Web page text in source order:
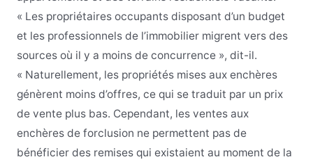
« Les propriétaires occupants disposant d’un budget
et les professionnels de l’immobilier migrent vers des
sources où il y a moins de concurrence », dit-il.
« Naturellement, les propriétés mises aux enchères
génèrent moins d’offres, ce qui se traduit par un prix
de vente plus bas. Cependant, les ventes aux
enchères de forclusion ne permettent pas de
bénéficier des remises qui existaient au moment de la